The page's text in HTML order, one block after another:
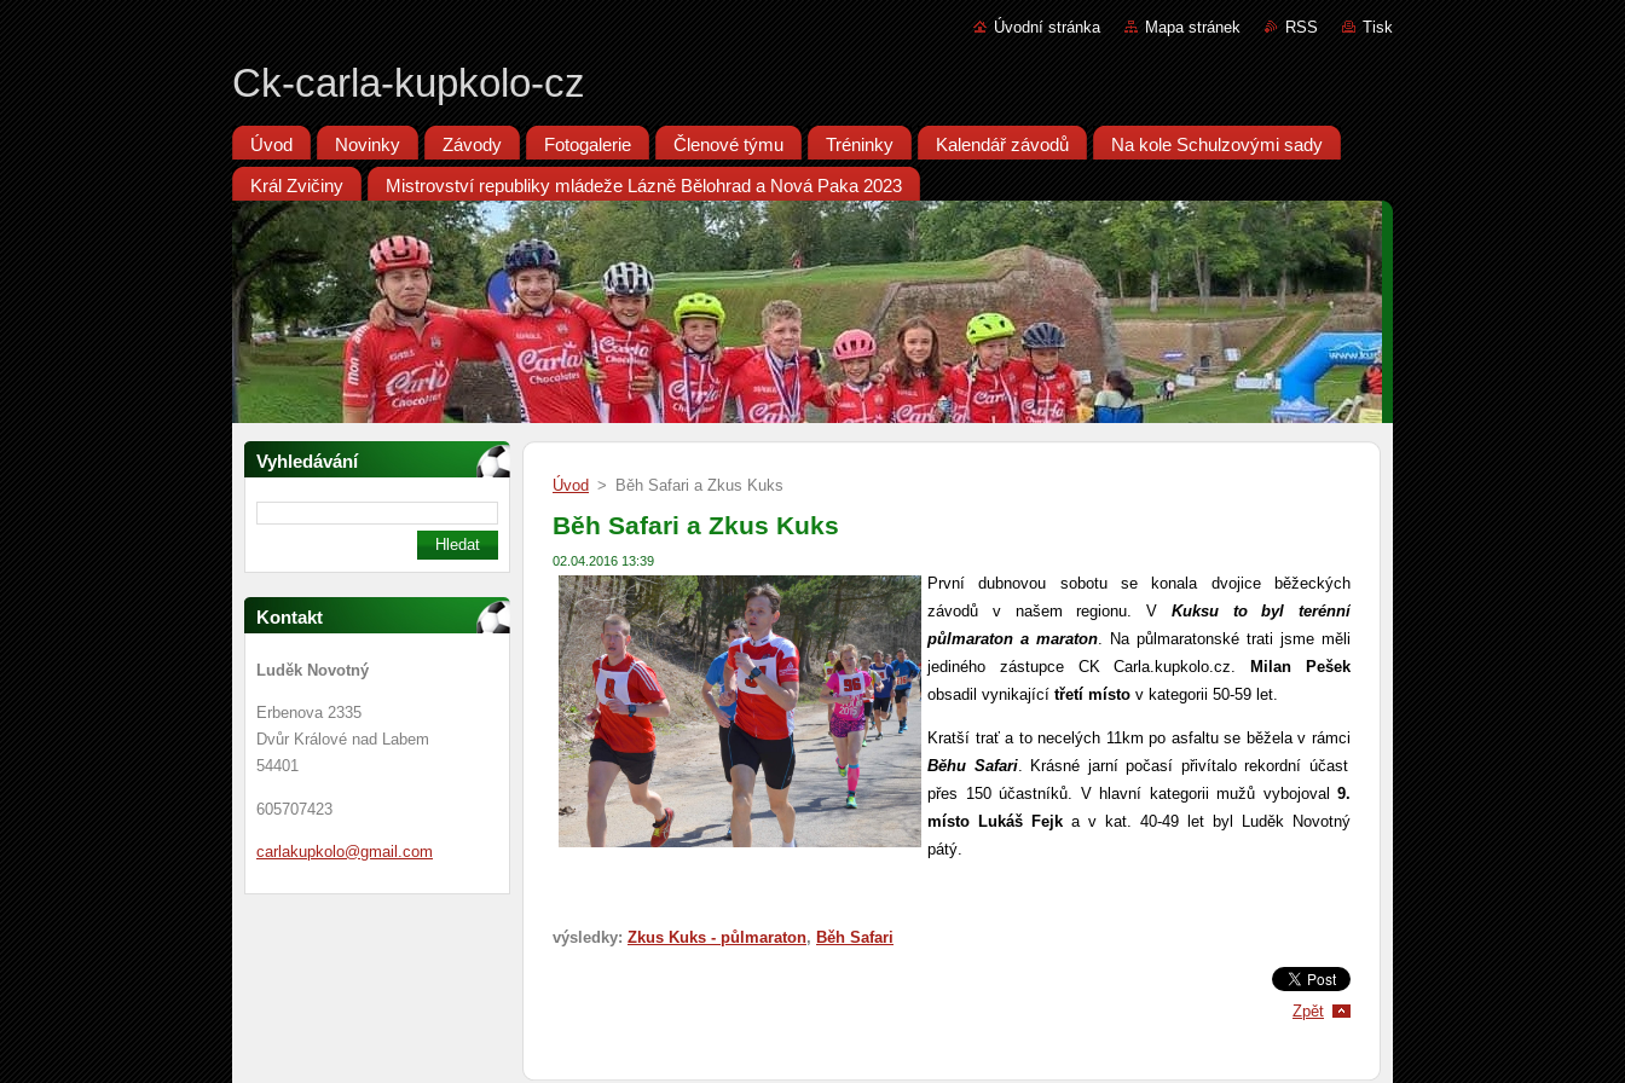
Úvodní stránka Mapa stránek RSS Tisk
Ck-carla-kupkolo-cz
Úvod Novinky Závody Fotogalerie Členové týmu Tréninky Kalendář závodů Na kole Schulzovými sady
Král Zvičiny Mistrovství republiky mládeže Lázně Bělohrad a Nová Paka 2023
Vyhledávání
Kontakt
Luděk Novotný
Erbenova 2335
Dvůr Králové nad Labem
54401
605707423
carlakupkolo@gmail.com
Úvod > Běh Safari a Zkus Kuks
Běh Safari a Zkus Kuks
02.04.2016 13:39
První dubnovou sobotu se konala dvojice běžeckých
závodů v našem regionu. V Kuksu to byl terénní
půlmaraton a maraton. Na půlmaratonské trati jsme měli
jediného zástupce CK Carla.kupkolo.cz.
Milan Pešek
obsadil vynikající třetí místo v kategorii 50-59 let.
Kratší trať a to necelých 11km po asfaltu se běžela v rámci
Běhu Safari. Krásné jarní počasí přivítalo rekordní účast
přes 150 účastníků. V hlavní kategorii mužů vybojoval 9.
místo Lukáš Fejk a v kat. 40-49 let byl Luděk Novotný
pátý.
výsledky: Zkus Kuks - půlmaraton, Běh Safari
Zpět